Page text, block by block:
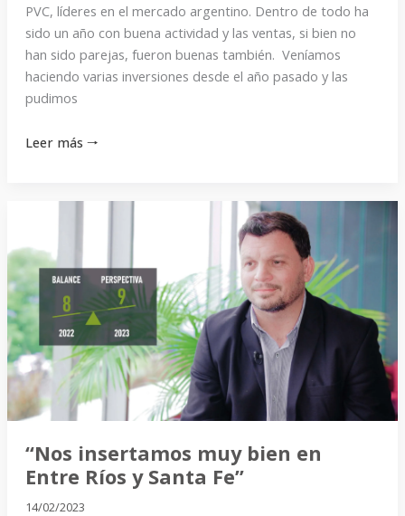
PVC, líderes en el mercado argentino. Dentro de todo ha
sido un año con buena actividad y las ventas, si bien no
han sido parejas, fueron buenas también. Veníamos
haciendo varias inversiones desde el año pasado y las
pudimos
Leer más 🠒
“Nos insertamos muy bien en
Entre Ríos y Santa Fe”
14/02/2023
muy
bien
en
Entre
Ríos
y
Santa
Fe”